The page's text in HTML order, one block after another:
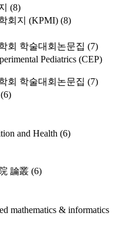
(8)
회지 (KPMI) (8)
회 학술대회논문집 (7)
Pediatrics (CEP)
회 학술대회논문집 (7)
(6)
and Health (6)
論叢 (6)
mathematics & informatics